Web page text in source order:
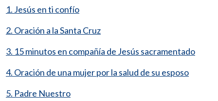
1. Jesús en ti confío
2. Oración a la Santa Cruz
3. 15 minutos en compañía de Jesús sacramentado
4. Oración de una mujer por la salud de su esposo
5. Padre Nuestro